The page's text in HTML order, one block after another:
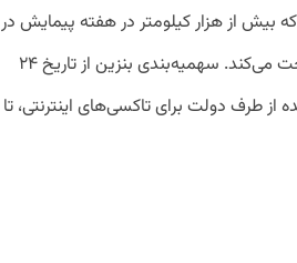
که بیش از هزار کیلومتر در هفته پیمایش در
اسنپ داشته باشند کمک هزینه خرید بنزین پرداخت می‌کند. سهمیه‌بندی بنزین از تاریخ ۲۴
طرف دولت برای تاکسی‌های اینترنتی، تا